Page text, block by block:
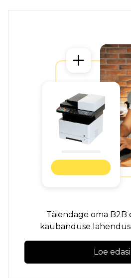
Täiendage oma
kaubanduse
Loe edasi